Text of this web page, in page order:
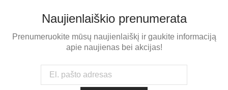
Naujienlaiškio prenumerata
Prenumeruokite mūsų naujienlaiškį ir gaukite informaciją
apie naujienas bei akcijas!